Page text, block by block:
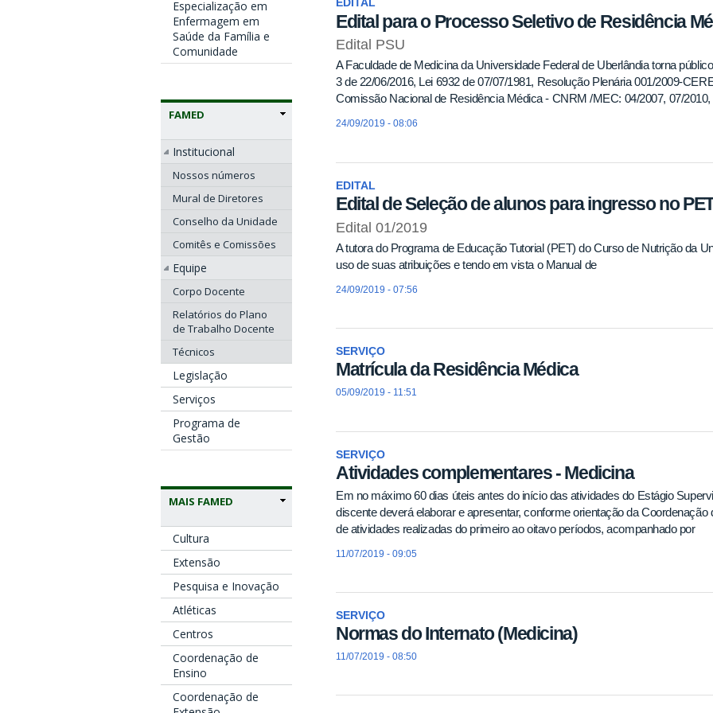
Especialização em
Enfermagem em
Saúde da Família e
Comunidade
FAMED
Institucional
Nossos números
Mural de Diretores
Conselho da Unidade
Comitês e Comissões
Equipe
Corpo Docente
Relatórios do Plano
de Trabalho Docente
Técnicos
Legislação
Serviços
Programa de
Gestão
MAIS FAMED
Cultura
Extensão
Pesquisa e Inovação
Atléticas
Centros
Coordenação de
Ensino
Coordenação de
EDITAL
Edital para o Processo Seletivo de Residência
Edital PSU
A Faculdade de Medicina da Universidade Federal de Uberlândia torna
3 de 22/06/2016, Lei 6932 de 07/07/1981, Resolução Plenária 001/2009-
Comissão Nacional de Residência Médica - CNRM /MEC: 04/2007, 07/2010,
24/09/2019 - 08:06
EDITAL
Edital de Seleção de alunos para ingresso no
Edital 01/2019
A tutora do Programa de Educação Tutorial (PET) do Curso de Nutrição da
uso de suas atribuições e tendo em vista o Manual de
24/09/2019 - 07:56
SERVIÇO
Matrícula da Residência Médica
05/09/2019 - 11:51
SERVIÇO
Atividades complementares - Medicina
Em no máximo 60 dias úteis antes do início das atividades do Estágio
discente deverá elaborar e apresentar, conforme orientação da
de atividades realizadas do primeiro ao oitavo períodos, acompanhado por
11/07/2019 - 09:05
SERVIÇO
Normas do Internato (Medicina)
11/07/2019 - 08:50